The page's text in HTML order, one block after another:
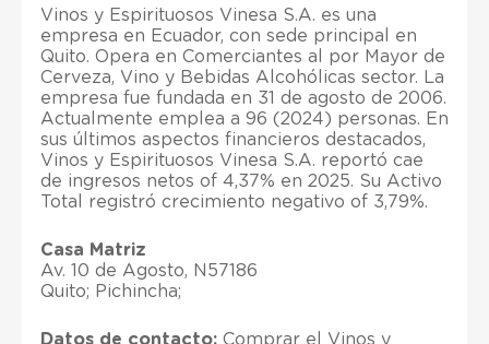
Vinos y Espirituosos Vinesa S.A. es una
empresa en Ecuador, con sede principal en
Quito. Opera en Comerciantes al por Mayor de
Cerveza, Vino y Bebidas Alcohólicas sector. La
empresa fue fundada en 31 de agosto de 2006.
Actualmente emplea a 96 (2024) personas. En
sus últimos aspectos financieros destacados,
Vinos y Espirituosos Vinesa S.A. reportó cae
de ingresos netos of 4,37% en 2025. Su Activo
Total registró crecimiento negativo of 3,79%.
Casa Matriz
Av. 10 de Agosto, N57186
Quito; Pichincha;
Datos de contacto: Comprar el Vinos y